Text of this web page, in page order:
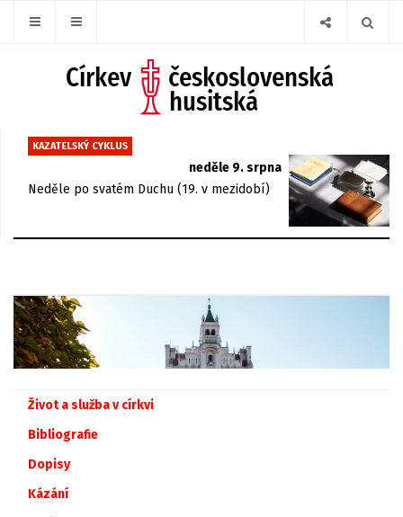
KAZATELSKÝ CYKLUS
neděle 9. srpna
Neděle po svatém Duchu (19. v mezidobí)
Život a služba v církvi
Bibliografie
Dopisy
Kázání